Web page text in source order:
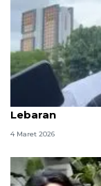
Bahlil sebut
Lebaran
4 Maret 2026